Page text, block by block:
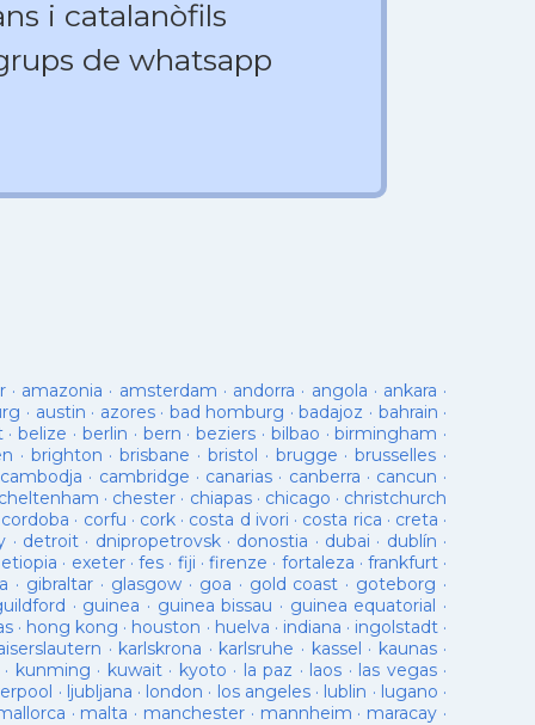
i catalanòfils
de whatsapp
· amazonia · amsterdam · andorra · angola · ankara ·
· austin · azores· bad homburg ·badajoz · bahrain ·
·belize · berlin · bern ·beziers · bilbao ·birmingham ·
· brighton ·brisbane · bristol · brugge ·brusselles ·
cambodja · cambridge · canarias · canberra · cancun ·
cheltenham · chester · chiapas· chicago · christchurch
cordoba · corfu · cork · costa d ivori · costa rica · creta ·
· detroit· dnipropetrovsk· donostia · dubai · dublín ·
etiopia · exeter· fes · fiji · firenze · fortaleza · frankfurt ·
· gibraltar · glasgow· goa · gold coast · goteborg ·
· guinea · guinea bissau · guinea equatorial ·
· hong kong · houston · huelva · indiana · ingolstadt·
· karlskrona · karlsruhe · kassel · kaunas·
kunming · kuwait· kyoto · la paz · laos · las vegas·
· ljubljana · london · los angeles· lublin · lugano ·
· malta · manchester · mannheim · maracay ·